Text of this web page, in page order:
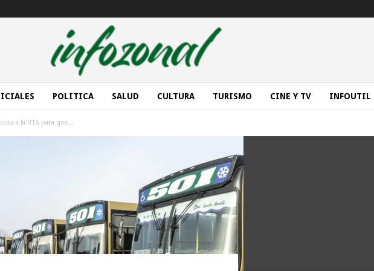
POLITICA SALUD CULTURA TURISMO CINE Y TV INFOUTIL
a la UTA para que...